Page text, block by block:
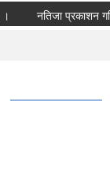
नतिजा प्रकाशन